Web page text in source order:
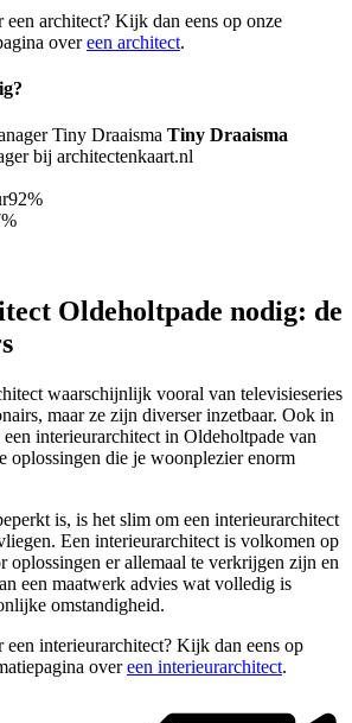
architect? Kijk dan eens op onze
overeen architect.
Tiny Draaisma
bij architectenkaart.nl
92%
Oldeholtpade nodig: de
waarschijnlijk vooral van televisieseries
maar ze zijn diverser inzetbaar. Ook in
interieurarchitect in Oldeholtpade van
oplossingen die je woonplezier enorm
is, is het slim om een interieurarchitect
Een interieurarchitect is volkomen op
oplossingen er allemaal te verkrijgen zijn en
een maatwerk advies wat volledig is
omstandigheid.
interieurarchitect? Kijk dan eens op
overeen interieurarchitect.